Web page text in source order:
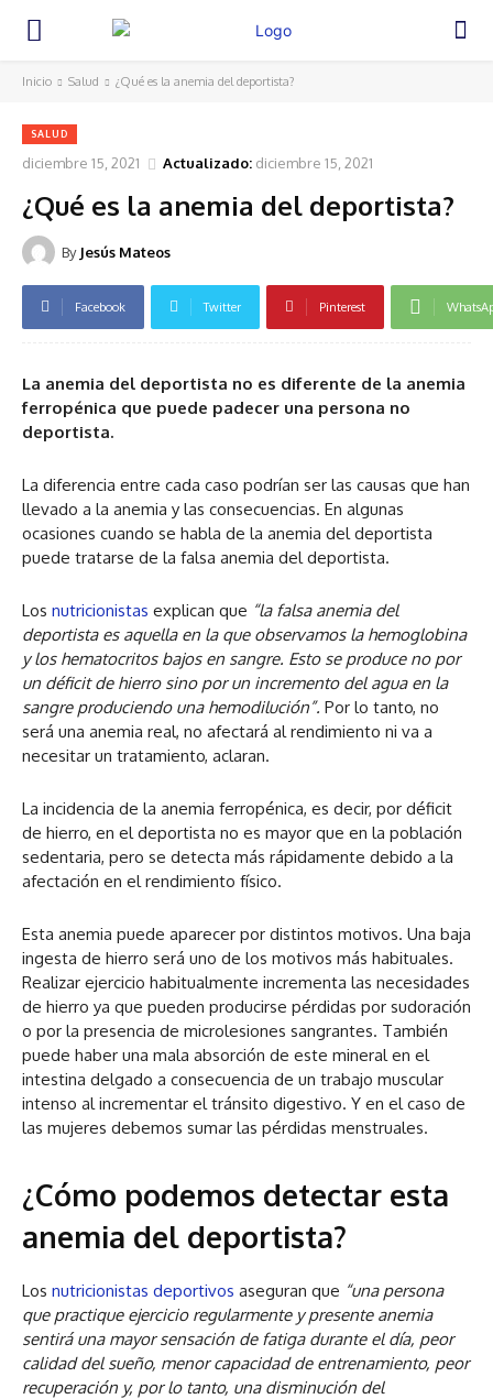
Inicio Salud ¿Qué es la anemia del deportista?
SALUD
diciembre 15, 2021 Actualizado: diciembre 15, 2021
¿Qué es la anemia del deportista?
By Jesús Mateos
Facebook Twitter Pinterest
La anemia del deportista no es diferente de la anemia
ferropénica que puede padecer una persona no
deportista.
La diferencia entre cada caso podrían ser las causas que han
llevado a la anemia y las consecuencias. En algunas
ocasiones cuando se habla de la anemia del deportista
puede tratarse de la falsa anemia del deportista.
Los nutricionistas explican que “la falsa anemia del
deportista es aquella en la que observamos la hemoglobina
y los hematocritos bajos en sangre. Esto se produce no por
un déficit de hierro sino por un incremento del agua en la
sangre produciendo una hemodilución”. Por lo tanto, no
será una anemia real, no afectará al rendimiento ni va a
necesitar un tratamiento, aclaran.
La incidencia de la anemia ferropénica, es decir, por déficit
de hierro, en el deportista no es mayor que en la población
sedentaria, pero se detecta más rápidamente debido a la
afectación en el rendimiento físico.
Esta anemia puede aparecer por distintos motivos. Una baja
ingesta de hierro será uno de los motivos más habituales.
Realizar ejercicio habitualmente incrementa las necesidades
de hierro ya que pueden producirse pérdidas por sudoración
o por la presencia de microlesiones sangrantes. También
puede haber una mala absorción de este mineral en el
intestina delgado a consecuencia de un trabajo muscular
intenso al incrementar el tránsito digestivo. Y en el caso de
las mujeres debemos sumar las pérdidas menstruales.
¿Cómo podemos detectar esta
anemia del deportista?
Los nutricionistas deportivos aseguran que “una persona
que practique ejercicio regularmente y presente anemia
sentirá una mayor sensación de fatiga durante el día, peor
calidad del sueño, menor capacidad de entrenamiento, peor
recuperación y, por lo tanto, una disminución del